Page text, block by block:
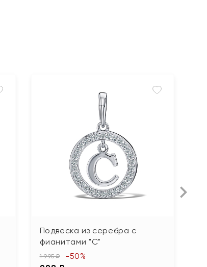
Подвеска из серебра с
фианитами "С"
1 995 ₽ -50%